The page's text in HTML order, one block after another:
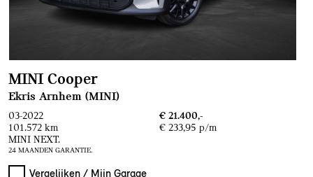
MINI Cooper
Ekris Arnhem (MINI)
03-2022
€ 21.400,-
101.572 km
€ 233,95 p/m
MINI NEXT.
24 MAANDEN GARANTIE.
Vergelijken / Mijn Garage